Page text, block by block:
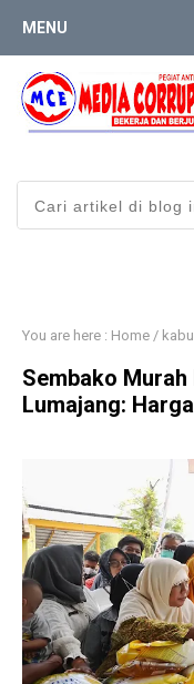
MENU
You are here : Home /
Sembako Murah
Lumajang: